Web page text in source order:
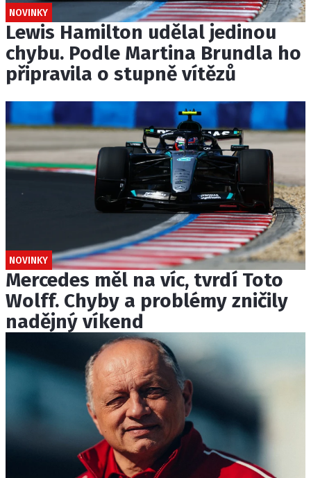
NOVINKY
Lewis Hamilton udělal jedinou
chybu. Podle Martina Brundla ho
připravila o stupně vítězů
NOVINKY
Mercedes měl na víc, tvrdí Toto
Wolff. Chyby a problémy zničily
nadějný víkend